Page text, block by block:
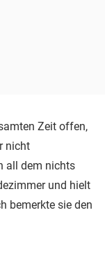
Zeit offen,
nicht
all dem nichts
und hielt
bemerkte sie den